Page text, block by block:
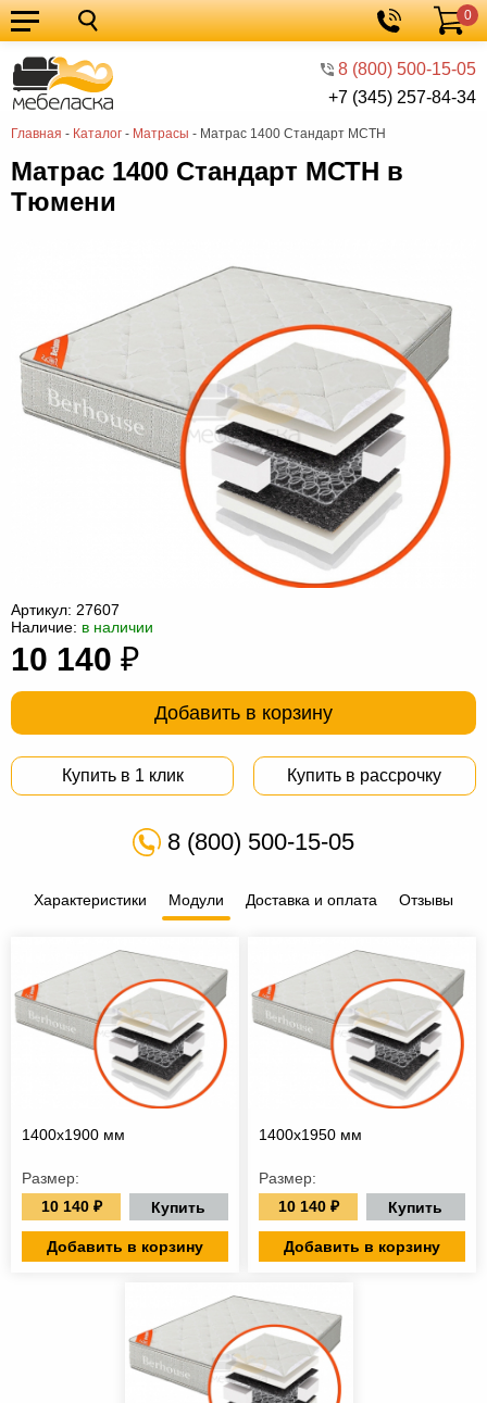
8 (800) 500-15-05
+7 (345) 257-84-34
Корзина
0
Главная - Каталог - Матрасы - Матрас 1400 Стандарт МСТН
Кухонные
гарнитуры
Мебель
для
кухни
Мебель
для
спальни
Кровати
Шкафы
Диваны
мебель
Мебель
гостиную
Мебель
для
Столы
компьютер
для
ванной
Мебель
трансформер
Матрасы
мешки
Мебель
из
Садовая
Матрас 1400 Стандарт МСТН в
Тюмени
Артикул: 27607
Наличие: в наличии
10 140 ₽
Добавить в корзину
Купить в 1 клик Купить в рассрочку
8 (800) 500-15-05
Характеристики Модули Доставка и оплата Отзывы
1400х1900 мм
Размер:
10 140 ₽
Купить
Добавить в корзину
1400х1950 мм
Размер:
10 140 ₽
Купить
Добавить в корзину